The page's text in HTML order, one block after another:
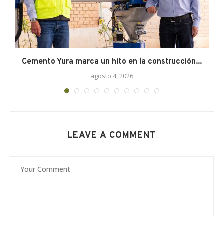
Cemento Yura marca un hito en la construcción...
agosto 4, 2026
LEAVE A COMMENT